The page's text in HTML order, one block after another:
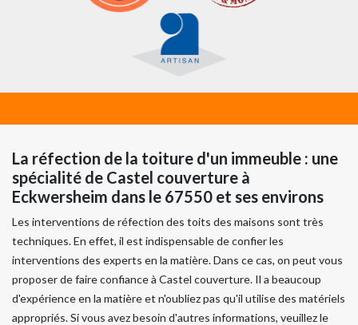
La réfection de la toiture d'un immeuble : une
spécialité de Castel couverture à
Eckwersheim dans le 67550 et ses environs
Les interventions de réfection des toits des maisons sont très
techniques. En effet, il est indispensable de confier les
interventions des experts en la matière. Dans ce cas, on peut vous
proposer de faire confiance à Castel couverture. Il a beaucoup
d'expérience en la matière et n'oubliez pas qu'il utilise des matériels
appropriés. Si vous avez besoin d'autres informations, veuillez le